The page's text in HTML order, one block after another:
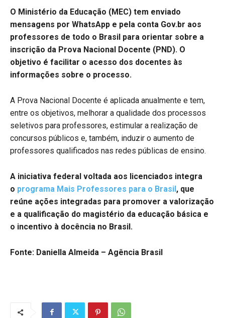
O Ministério da Educação (MEC) tem enviado
mensagens por WhatsApp e pela conta Gov.br aos
professores de todo o Brasil para orientar sobre a
inscrição da Prova Nacional Docente (PND). O
objetivo é facilitar o acesso dos docentes às
informações sobre o processo.
A Prova Nacional Docente é aplicada anualmente e tem,
entre os objetivos, melhorar a qualidade dos processos
seletivos para professores, estimular a realização de
concursos públicos e, também, induzir o aumento de
professores qualificados nas redes públicas de ensino.
A iniciativa federal voltada aos licenciados integra
o programa Mais Professores para o Brasil, que
reúne ações integradas para promover a valorização
e a qualificação do magistério da educação básica e
o incentivo à docência no Brasil.
Fonte: Daniella Almeida – Agência Brasil